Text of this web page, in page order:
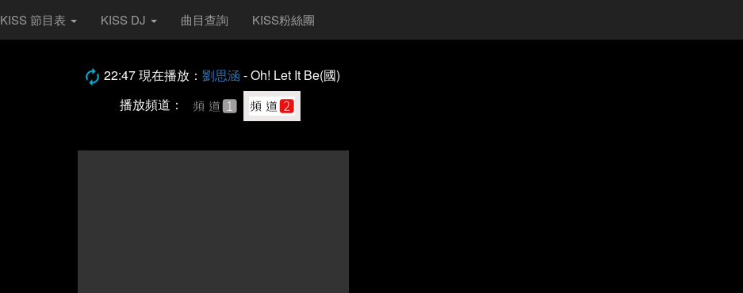
KISS 節目表 KISS DJ 曲目查詢 KISS粉絲團
22:47 現在播放： 劉思涵 - Oh! Let It Be(國)
播放頻道：